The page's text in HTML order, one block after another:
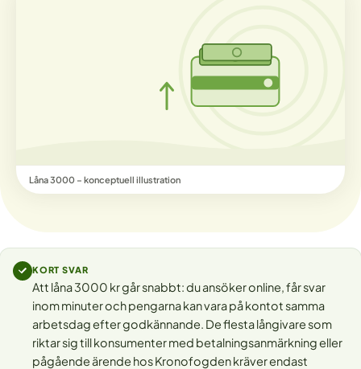
Låna 3000 – konceptuell illustration
KORT SVAR
Att låna 3000 kr går snabbt: du ansöker online, får svar
inom minuter och pengarna kan vara på kontot samma
arbetsdag efter godkännande. De flesta långivare som
riktar sig till konsumenter med betalningsanmärkning eller
pågående ärende hos Kronofogden kräver endast